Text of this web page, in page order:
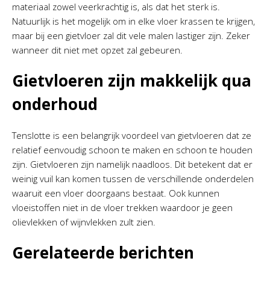
materiaal zowel veerkrachtig is, als dat het sterk is.
Natuurlijk is het mogelijk om in elke vloer krassen te krijgen,
maar bij een gietvloer zal dit vele malen lastiger zijn. Zeker
wanneer dit niet met opzet zal gebeuren.
Gietvloeren zijn makkelijk qua
onderhoud
Tenslotte is een belangrijk voordeel van gietvloeren dat ze
relatief eenvoudig schoon te maken en schoon te houden
zijn. Gietvloeren zijn namelijk naadloos. Dit betekent dat er
weinig vuil kan komen tussen de verschillende onderdelen
waaruit een vloer doorgaans bestaat. Ook kunnen
vloeistoffen niet in de vloer trekken waardoor je geen
olievlekken of wijnvlekken zult zien.
Gerelateerde berichten